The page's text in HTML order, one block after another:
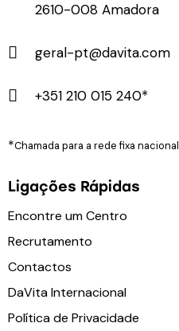
2610-008 Amadora
geral-pt@davita.com
+351 210 015 240*
*Chamada para a rede fixa nacional
Ligações Rápidas
Encontre um Centro
Recrutamento
Contactos
DaVita Internacional
Política de Privacidade